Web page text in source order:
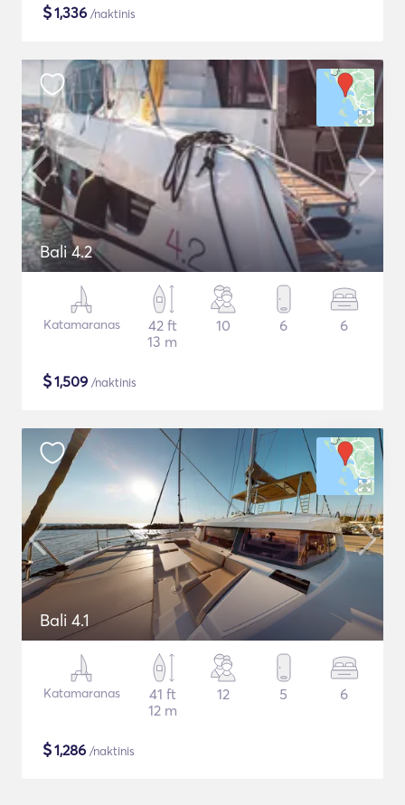
$1,336 /naktinis
Bali 4.2
Katamaranas
42 ft
13 m
10 6 6
$1,509 /naktinis
Bali 4.1
Katamaranas
41 ft
12 m
12 5 6
$1,286 /naktinis